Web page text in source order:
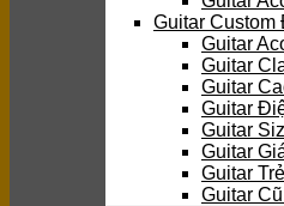
Guitar Custom
Guitar
Guitar
Guitar
Guitar
Guitar
Guitar
Guitar
Guitar